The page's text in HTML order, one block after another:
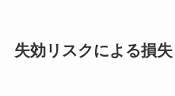
失効リスクによる損